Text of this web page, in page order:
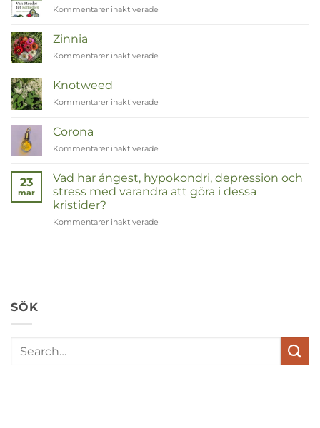
Kommentarer inaktiverade
Zinnia
Kommentarer inaktiverade
Knotweed
Kommentarer inaktiverade
Corona
Kommentarer inaktiverade
23
mar
Vad har ångest, hypokondri, depression och
stress med varandra att göra i dessa
kristider?
Kommentarer inaktiverade
in
SÖK